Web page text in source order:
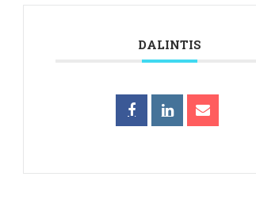
DALINTIS